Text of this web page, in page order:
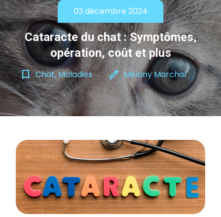
03 décembre 2024
Cataracte du chat : Symptômes,
opération, coût et plus
bookmark_border Chat, Maladies edit Mélany Marchal